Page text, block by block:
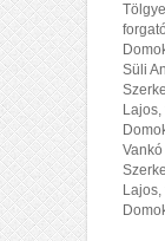
Süli